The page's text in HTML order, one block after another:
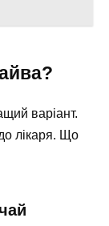
варіант.
лікаря. Що